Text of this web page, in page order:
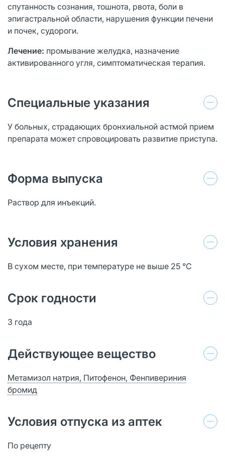
спутанность сознания, тошнота, рвота, боли в
эпигастральной области, нарушения функции печени
и почек, судороги.
Лечение: промывание желудка, назначение
активированного угля, симптоматическая терапия.
Специальные указания
У больных, страдающих бронхиальной астмой прием
препарата может спровоцировать развитие приступа.
Форма выпуска
Раствор для инъекций.
Условия хранения
В сухом месте, при температуре не выше 25 °C
Срок годности
3 года
Действующее вещество
Метамизол натрия, Питофенон, Фенпивериния
бромид
Условия отпуска из аптек
По рецепту